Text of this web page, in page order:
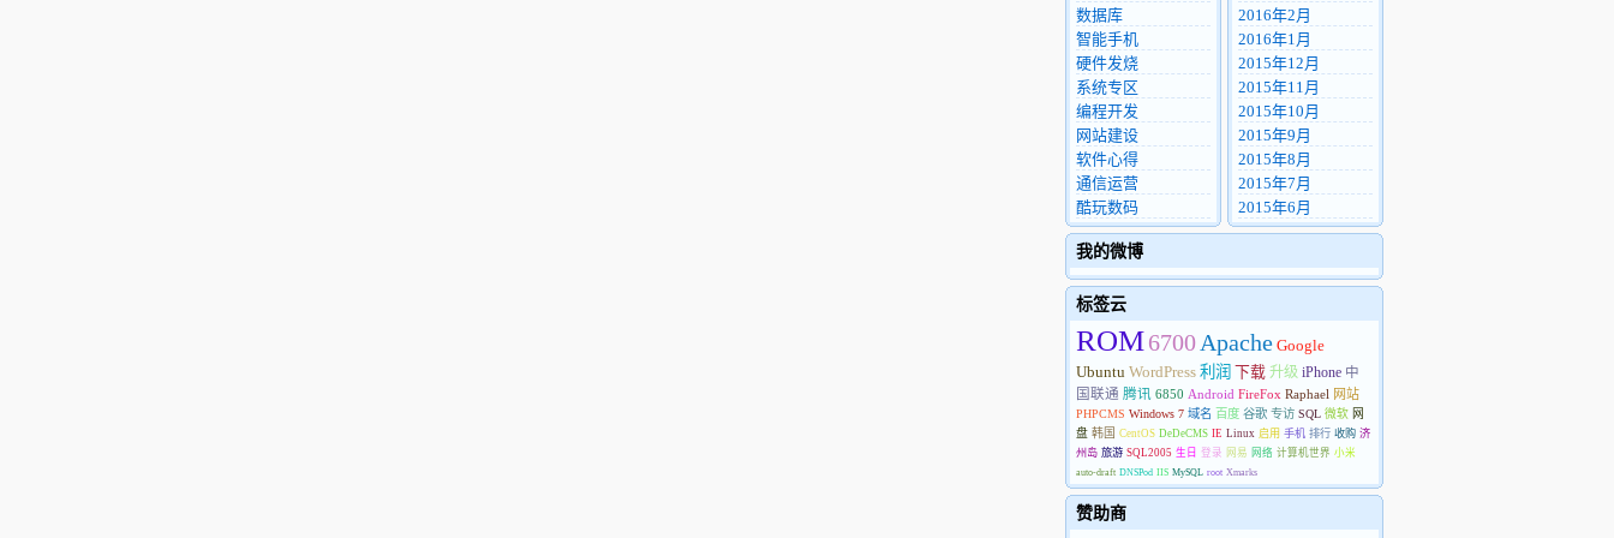
数据库
智能手机
硬件发烧
系统专区
编程开发
网站建设
软件心得
通信运营
酷玩数码
2016年2月
2016年1月
2015年12月
2015年11月
2015年10月
2015年9月
2015年8月
2015年7月
2015年6月
我的微博
标签云
ROM6700 Apache Google
Ubuntu WordPress 利润 下载 升级 iPhone 中
国联通 腾讯 6850 Android FireFox Raphael 网站
PHPCMS Windows 7 域名 百度 谷歌 专访 SQL 微软 网
盘 韩国 CentOS DeDeCMS IE Linux 启用 手机 排行 收购 济
州岛 旅游 SQL2005 生日 登录 网易 网络 计算机世界 小米
auto-draft DNSPod IIS MySQL root Xmarks
赞助商